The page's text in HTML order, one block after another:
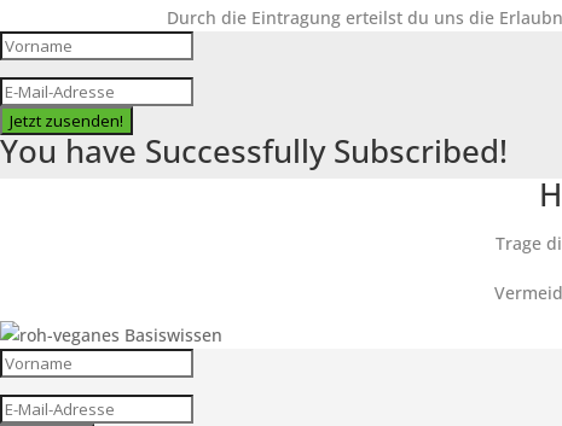
Durch die Eintragung erteilst du uns die
Jetzt zusenden!
You have Successfully Subscribed!
Trage